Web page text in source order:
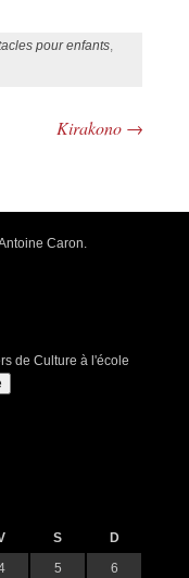
pour enfants
Kirakono →
Caron.
de Culture à l'école
S
D
5 6